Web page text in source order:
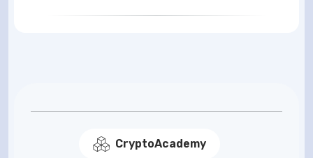
CryptoAcademy